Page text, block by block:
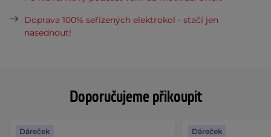
Doporučujeme přikoupit
Dáreček Dáreček
Doprava 100% seřízených elektrokol - stačí jen
nasednout!